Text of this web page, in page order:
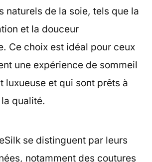
naturels de la soie, tels que la
et la douceur
Ce choix est idéal pour ceux
une expérience de sommeil
luxueuse et qui sont prêts à
qualité.
se distinguent par leurs
notamment des coutures